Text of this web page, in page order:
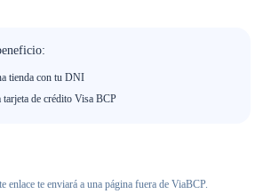
tienda con tu DNI
tarjeta de crédito Visa BCP
enlace te enviará a una página fuera de ViaBCP.